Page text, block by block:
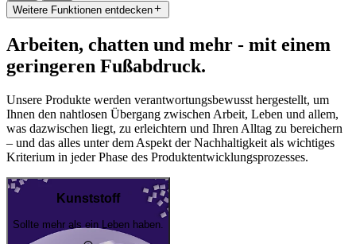
Weitere Funktionen entdecken
Arbeiten, chatten und mehr - mit einem
geringeren Fußabdruck.
Unsere Produkte werden verantwortungsbewusst hergestellt, um
Ihnen den nahtlosen Übergang zwischen Arbeit, Leben und allem,
was dazwischen liegt, zu erleichtern und Ihren Alltag zu bereichern
– und das alles unter dem Aspekt der Nachhaltigkeit als wichtiges
Kriterium in jeder Phase des Produktentwicklungsprozesses.
Kunststoff
Sollte mehr als ein Leben haben.